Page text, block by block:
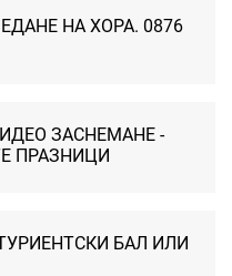
НА ХОРА. 0876
ЗАСНЕМАНЕ -
ПРАЗНИЦИ
БАЛ ИЛИ